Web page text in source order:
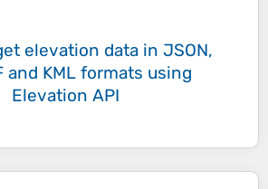
elevation data in JSON,
and KML formats using
Elevation API